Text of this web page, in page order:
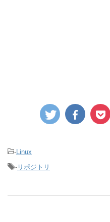
-Linux
- リポジトリ